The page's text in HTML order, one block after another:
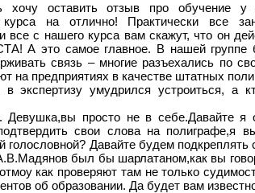
хочу оставить отзыв про обучение
курса на отлично! Практически все
с нашего курса вам скажут, что он
это самое главное. В нашей группе
связь – многие разъехались по
на предприятиях в качестве штатных
умудрился устроиться, а
Девушка,вы просто не в себе.Давайте я
свои слова на полиграфе,я
голословной? Давайте будем
был бы шарлатаном,как вы
как проверяют там не только
об образовании. Да будет вам